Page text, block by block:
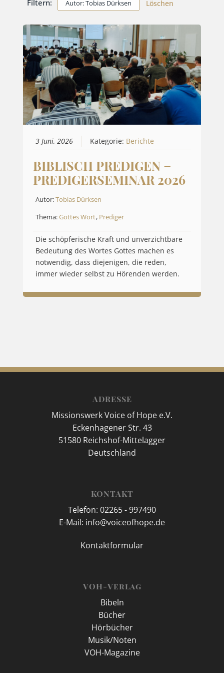
Filtern: Autor: Tobias Dürksen Löschen
3 Juni, 2026 Kategorie: Berichte
BIBLISCH PREDIGEN –
PREDIGERSEMINAR 2026
Autor:Tobias Dürksen
Thema:Gottes Wort, Prediger
Die schöpferische Kraft und unverzichtbare
Bedeutung des Wortes Gottes machen es
notwendig, dass diejenigen, die reden,
immer wieder selbst zu Hörenden werden.
ADRESSE
Missionswerk Voice of Hope e.V.
Eckenhagener Str. 43
51580 Reichshof-Mittelagger
Deutschland
KONTAKT
Telefon: 02265 - 997490
E-Mail: info@voiceofhope.de
Kontaktformular
VOH-Verlag
Bibeln
Bücher
Hörbücher
Musik/Noten
VOH-Magazine